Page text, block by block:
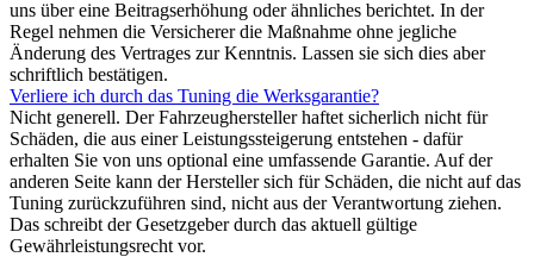
uns über eine Beitragserhöhung oder ähnliches berichtet. In der
Regel nehmen die Versicherer die Maßnahme ohne jegliche
Änderung des Vertrages zur Kenntnis. Lassen sie sich dies aber
schriftlich bestätigen.
Verliere ich durch das Tuning die Werksgarantie?
Nicht generell. Der Fahrzeughersteller haftet sicherlich nicht für
Schäden, die aus einer Leistungssteigerung entstehen - dafür
erhalten Sie von uns optional eine umfassende Garantie. Auf der
anderen Seite kann der Hersteller sich für Schäden, die nicht auf das
Tuning zurückzuführen sind, nicht aus der Verantwortung ziehen.
Das schreibt der Gesetzgeber durch das aktuell gültige
Gewährleistungsrecht vor.